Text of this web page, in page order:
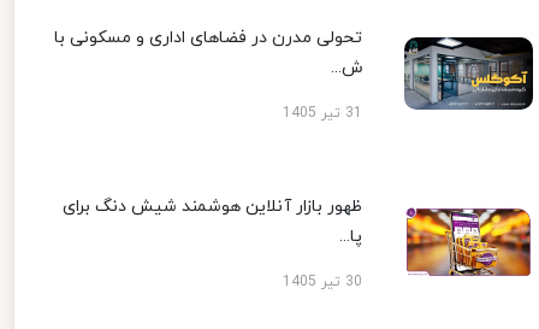
تحولی مدرن در فضاهای اداری و مسکونی با
ش...
ظهور بازار آنلاین هوشمند شیش دنگ برای
پا...
30 تیر 1405